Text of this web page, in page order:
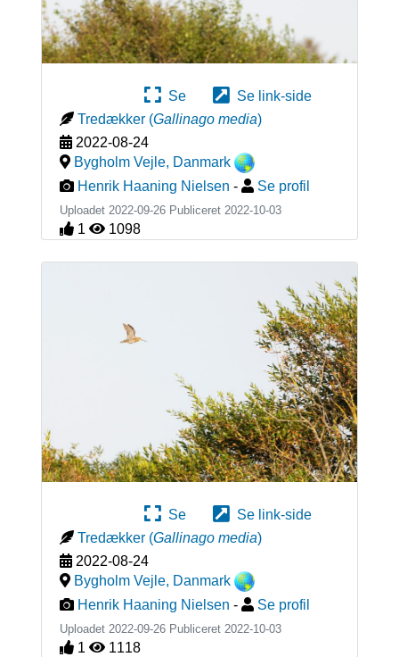
Se
Se link-side
Tredækker (Gallinago media)
2022-08-24
Bygholm Vejle, Danmark
Henrik Haaning Nielsen - Se profil
Uploadet 2022-09-26 Publiceret 2022-10-03
1 1098
Se
Se link-side
Tredækker (Gallinago media)
2022-08-24
Bygholm Vejle, Danmark
Henrik Haaning Nielsen - Se profil
Uploadet 2022-09-26 Publiceret 2022-10-03
1 1118